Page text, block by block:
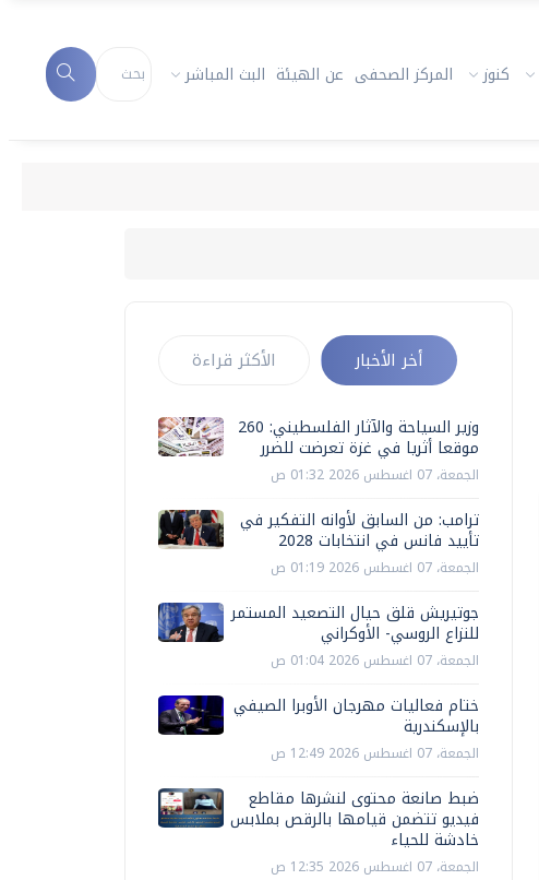
كنوز المركز الصحفى عن الهيئة البث المباشر
أخر الأخبار الأكثر قراءة
وزير السياحة والآثار الفلسطيني: 260
موقعا أثريا في غزة تعرضت للضرر
الجمعة، 07 اغسطس 2026 01:32 ص
ترامب: من السابق لأوانه التفكير في
تأييد فانس في انتخابات 2028
الجمعة، 07 اغسطس 2026 01:19 ص
جوتيريش قلق حيال التصعيد المستمر
للنزاع الروسي- الأوكراني
الجمعة، 07 اغسطس 2026 01:04 ص
ختام فعاليات مهرجان الأوبرا الصيفي
بالإسكندرية
الجمعة، 07 اغسطس 2026 12:49 ص
ضبط صانعة محتوى لنشرها مقاطع
فيديو تتضمن قيامها بالرقص بملابس
خادشة للحياء
الجمعة، 07 اغسطس 2026 12:35 ص